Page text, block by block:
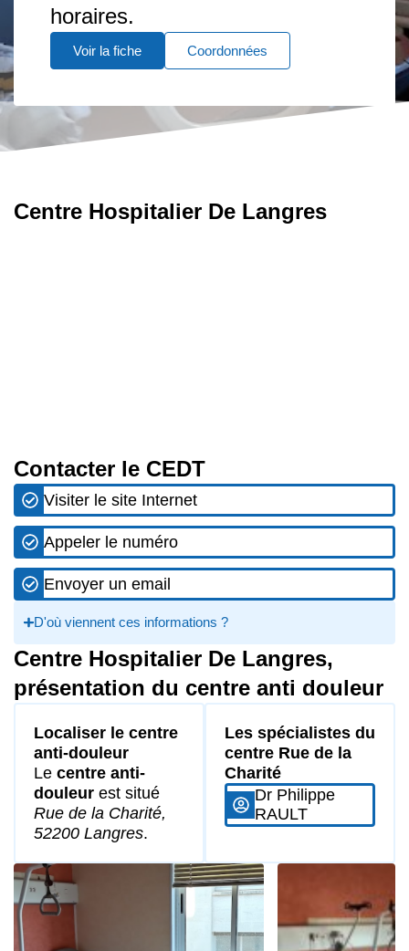
horaires.
Voir la fiche Coordonnées
Centre Hospitalier De Langres,
présentation du centre anti douleur
Localiser le centre
anti-douleur
Le centre anti-
douleur est situé
Rue de la Charité,
52200 Langres.
Les spécialistes du
centre Rue de la
Charité
Dr Philippe
RAULT
Centre Hospitalier De Langres
Contacter le CEDT
Visiter le site Internet
Appeler le numéro
Envoyer un email
D'où viennent ces informations ?